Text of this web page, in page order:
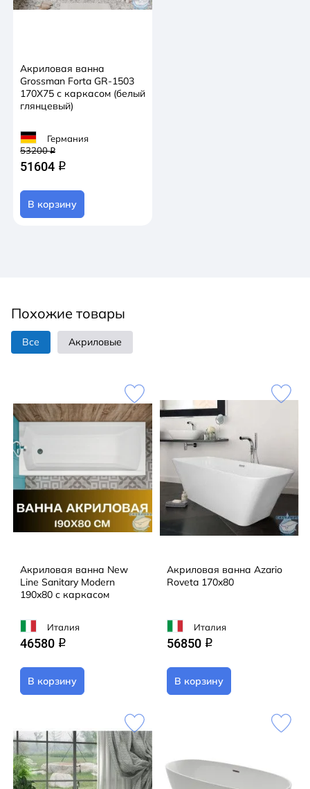
Акриловая ванна
Grossman Forta GR-1503
170X75 с каркасом (белый
глянцевый)
Германия
53200q
51604 q
В корзину
Похожие товары
Все Акриловые
Акриловая ванна New
Line Sanitary Modern
190x80 с каркасом
Италия
46580 q
В корзину
Акриловая ванна Azario
Roveta 170x80
Италия
56850 q
В корзину